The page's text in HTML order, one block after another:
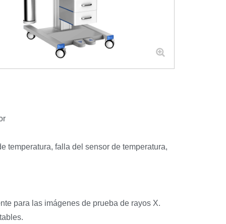
temperatura, falla del sensor de temperatura,
para las imágenes de prueba de rayos X.